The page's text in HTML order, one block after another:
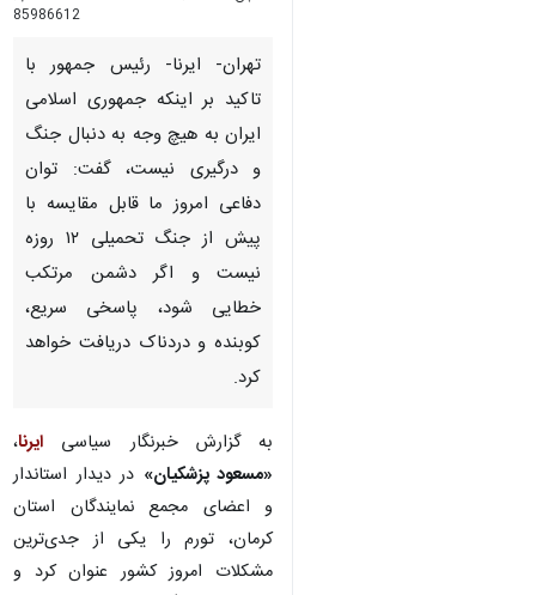
85986612
تهران- ایرنا- رئیس جمهور با تاکید
بر اینکه جمهوری اسلامی ایران به
هیچ وجه به دنبال جنگ و درگیری
نیست، گفت: توان دفاعی امروز ما
قابل مقایسه با پیش از جنگ
تحمیلی ۱۲ روزه نیست و اگر
دشمن مرتکب خطایی شود،
پاسخی سریع، کوبنده و دردناک
دریافت خواهد کرد.
«مسعود پزشکیان»در دیدار استاندار و
اعضای مجمع نمایندگان استان کرمان،
تورم را یکی از جدی‌ترین مشکلات
امروز کشور عنوان کرد و اظهار داشت:
گسترش بی‌رویه ساختار دولت یکی از